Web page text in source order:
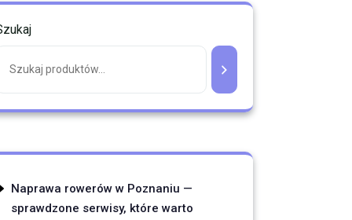
Naprawa rowerów w Poznaniu —
sprawdzone serwisy, które warto